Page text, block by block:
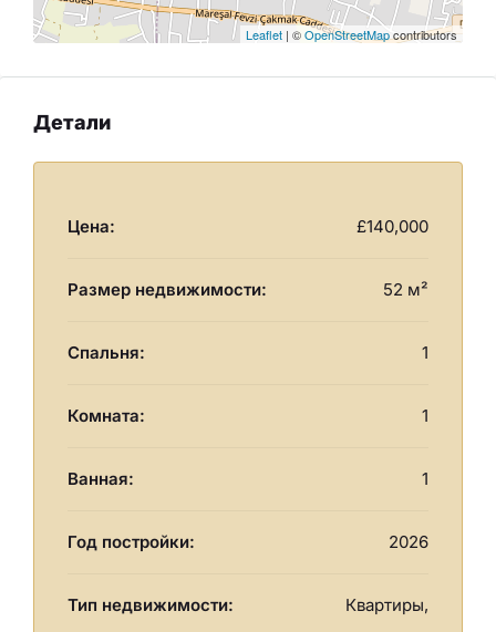
Leaflet | ©OpenStreetMapcontributors
Детали
Цена: £140,000
Размер недвижимости: 52 м²
Спальня: 1
Комната: 1
Ванная: 1
Год постройки: 2026
Тип недвижимости:
Квартиры,